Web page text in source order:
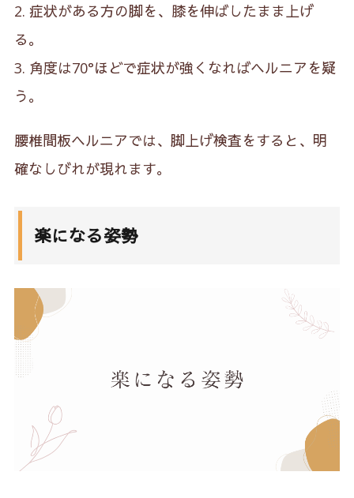
症状がある方の脚を、膝を伸ばしたまま上げ
る。
角度は70°ほどで症状が強くなればヘルニアを疑
う。
腰椎間板ヘルニアでは、脚上げ検査をすると、明
確なしびれが現れます。
楽になる姿勢